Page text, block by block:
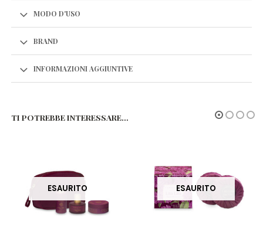
MODO D'USO
BRAND
INFORMAZIONI AGGIUNTIVE
TI POTREBBE INTERESSARE…
ESAURITO ESAURITO